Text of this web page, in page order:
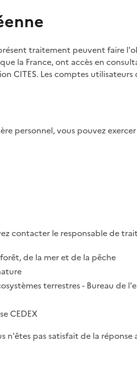
traitement peuvent faire
la France, ont accès en
CITES. Les comptes
personnel, vous pouvez
contacter le responsable de
de la mer et de la pêche
terrestres - Bureau de
CEDEX
n'êtes pas satisfait de la